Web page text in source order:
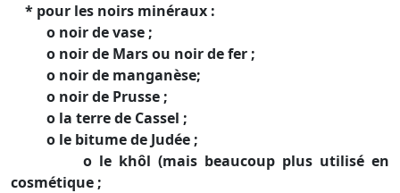
* pour les noirs minéraux :
o noir de vase ;
o noir de Mars ou noir de fer ;
o noir de manganèse;
o noir de Prusse ;
o la terre de Cassel ;
o le bitume de Judée ;
o le khôl (mais beaucoup plus utilisé en
cosmétique ;